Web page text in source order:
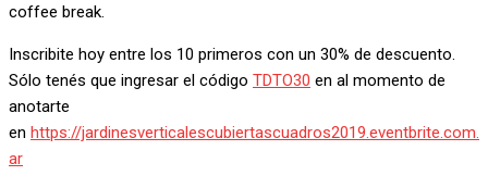
coffee break.
Inscribite hoy entre los 10 primeros con un 30% de descuento.
Sólo tenés que ingresar el código TDTO30 en al momento de
anotarte
en https://jardinesverticalescubiertascuadros2019.eventbrite.com.
ar